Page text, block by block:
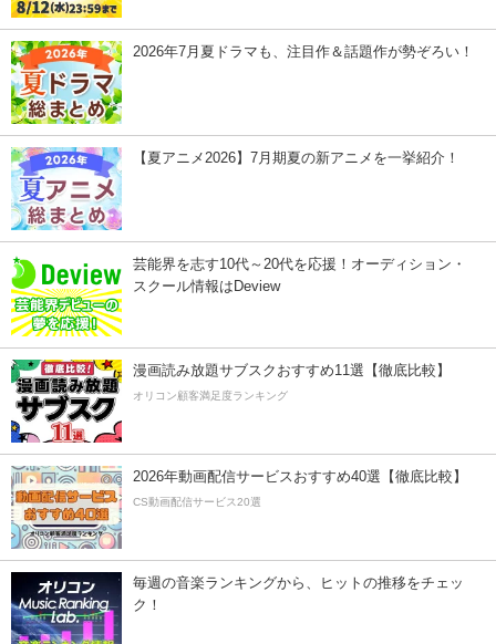
2026年7月夏ドラマも、注目作＆話題作が勢ぞろい！
【夏アニメ2026】7月期夏の新アニメを一挙紹介！
芸能界を志す10代～20代を応援！オーディション・
スクール情報はDeview
漫画読み放題サブスクおすすめ11選【徹底比較】
オリコン顧客満足度ランキング
2026年動画配信サービスおすすめ40選【徹底比較】
CS動画配信サービス20選
毎週の音楽ランキングから、ヒットの推移をチェッ
ク！